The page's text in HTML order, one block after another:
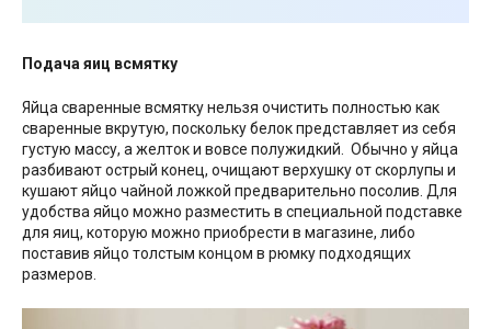
Подача яиц всмятку
Яйца сваренные всмятку нельзя очистить полностью как
сваренные вкрутую, поскольку белок представляет из себя
густую массу, а желток и вовсе полужидкий. Обычно у яйца
разбивают острый конец, очищают верхушку от скорлупы и
кушают яйцо чайной ложкой предварительно посолив. Для
удобства яйцо можно разместить в специальной подставке
для яиц, которую можно приобрести в магазине, либо
поставив яйцо толстым концом в рюмку подходящих
размеров.